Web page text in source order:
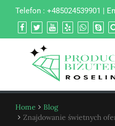
Telefon : +485024539901 |
Home
Blog
Znajdowanie świetnych